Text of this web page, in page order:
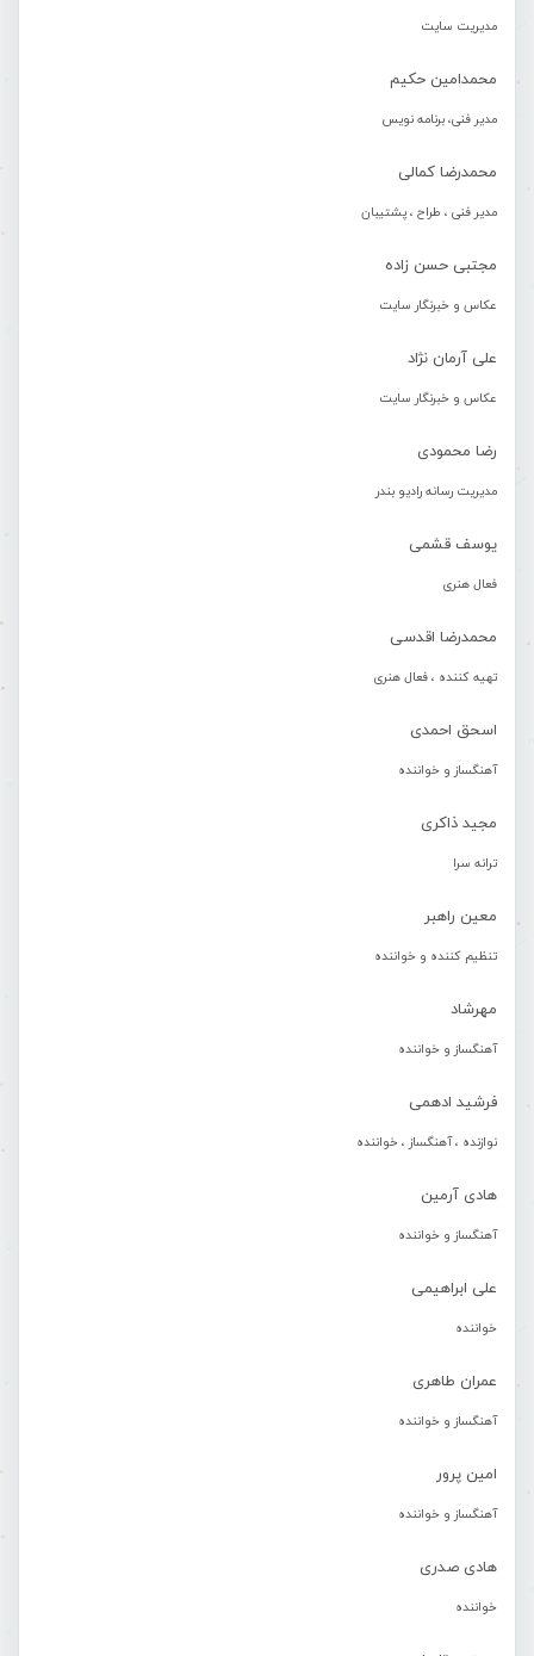
مدیریت سایت
محمدامین حکیم
مدیر فنی، برنامه نویس
محمدرضا کمالی
مدیر فنی ، طراح ، پشتیبان
مجتبی حسن زاده
عکاس و خبرنگار سایت
علی آرمان نژاد
عکاس و خبرنگار سایت
رضا محمودی
مدیریت رسانه رادیو بندر
یوسف قشمی
فعال هنری
محمدرضا اقدسی
تهیه کننده ، فعال هنری
اسحق احمدی
آهنگساز و خواننده
مجید ذاکری
ترانه سرا
معین راهبر
تنظیم کننده و خواننده
مهرشاد
آهنگساز و خواننده
فرشید ادهمی
نوازنده ، آهنگساز ، خواننده
هادی آرمین
آهنگساز و خواننده
علی ابراهیمی
خواننده
عمران طاهری
آهنگساز و خواننده
امین پرور
آهنگساز و خواننده
هادی صدری
خواننده